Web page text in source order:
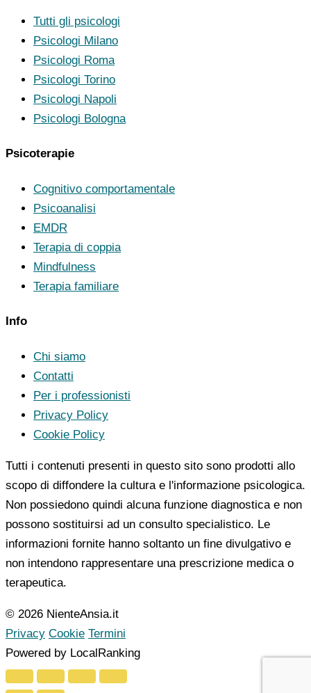
Tutti gli psicologi
Psicologi Milano
Psicologi Roma
Psicologi Torino
Psicologi Napoli
Psicologi Bologna
Psicoterapie
Cognitivo comportamentale
Psicoanalisi
EMDR
Terapia di coppia
Mindfulness
Terapia familiare
Info
Chi siamo
Contatti
Per i professionisti
Privacy Policy
Cookie Policy
Tutti i contenuti presenti in questo sito sono prodotti allo
scopo di diffondere la cultura e l'informazione psicologica.
Non possiedono quindi alcuna funzione diagnostica e non
possono sostituirsi ad un consulto specialistico. Le
informazioni fornite hanno soltanto un fine divulgativo e
non intendono rappresentare una prescrizione medica o
terapeutica.
© 2026 NienteAnsia.it
Privacy Cookie Termini
Powered by LocalRanking